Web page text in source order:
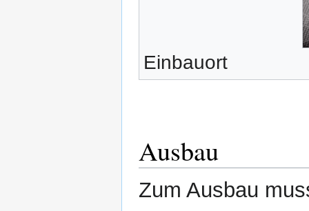
Einbauort
Ausbau
Zum Ausbau